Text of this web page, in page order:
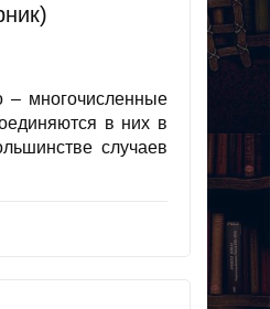
– многочисленные
в них в
случаев